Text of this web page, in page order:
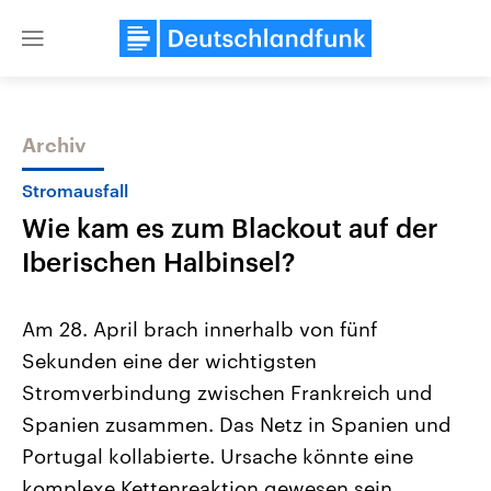
Close
Themen
Landtagswahl Sachsen-Anhalt
2026
Alle Informationen
Sachsen-Anhalt wählt am 6.
September 2026 einen neuen
Landtag. Seit 2021 wird das
Bundesland von einer Koalition aus
USA
Aktuelle Beiträge,
Hintergründe
Wirtschaftlich und
gehören die Vereinigten
den mächtigsten Ländern
mit großem Einfluss auf
Archiv
Stromausfall
Wie kam es zum Blackout auf der
Iberischen Halbinsel?
Am 28. April brach innerhalb von fünf
Sekunden eine der wichtigsten
Stromverbindung zwischen Frankreich und
Spanien zusammen. Das Netz in Spanien und
Portugal kollabierte. Ursache könnte eine